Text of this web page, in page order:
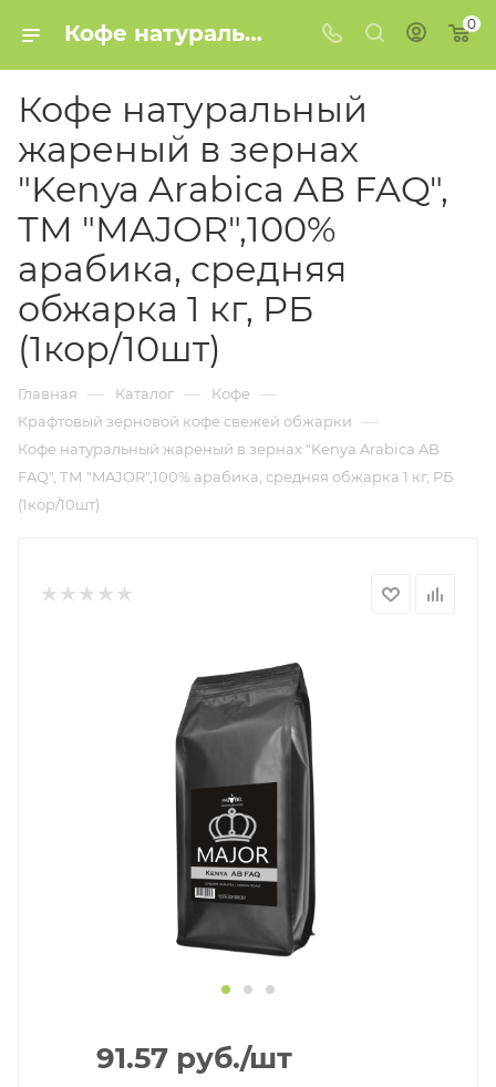
Кофе натуральный жареный в зернах "Kenya Arabica AB FAQ", ТМ "MAJOR",100% арабика, средняя обжарка 1 кг, РБ (1кор/10шт) купить в Минске 0
Кофе натуральный
жареный в зернах
"Kenya Arabica AB FAQ",
ТМ "MAJOR",100%
арабика, средняя
обжарка 1 кг, РБ
(1кор/10шт)
Главная — Каталог — Кофе —
Крафтовый зерновой кофе свежей обжарки —
Кофе натуральный жареный в зернах "Kenya Arabica AB
FAQ", ТМ "MAJOR",100% арабика, средняя обжарка 1 кг, РБ
(1кор/10шт)
91.57 руб./шт